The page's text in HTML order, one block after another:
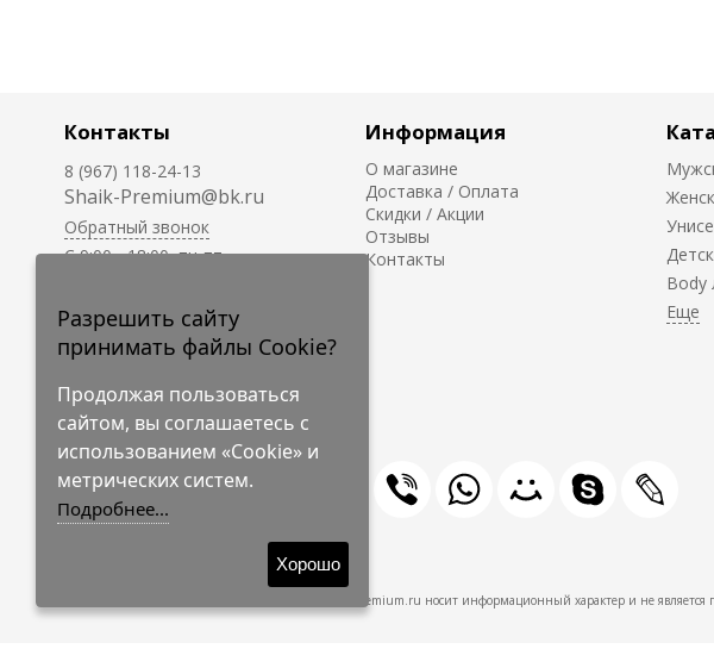
Контакты
8 (967) 118-24-13
Shaik-Premium@bk.ru
Обратный звонок
C 9:00 - 18:00, пн-пт
круглосуточно.
Информация
О магазине
Доставка / Оплата
Скидки / Акции
Отзывы
Контакты
Body
© 2009-2026 Shaik-Premium
Shaik-Premium.ru носит информационный характер и не является
Разрешить сайту
принимать файлы Cookie?
Продолжая пользоваться
сайтом, вы соглашаетесь с
использованием «Cookie» и
метрических систем.
Подробнее...
Хорошо